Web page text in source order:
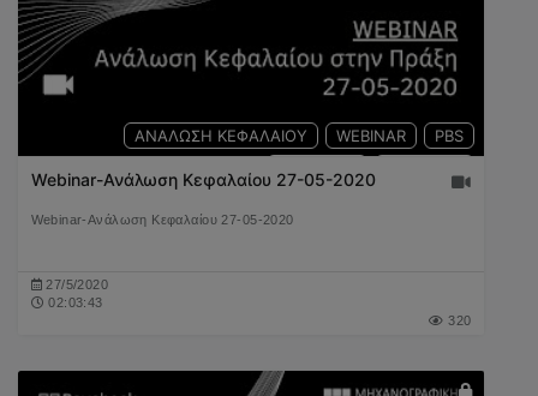
PBS
WEBINAR
ΑΝΑΛΩΣΗ ΚΕΦΑΛΑΙΟΥ
Webinar-Ανάλωση Κεφαλαίου 27-05-2020
Webinar-Ανάλωση Κεφαλαίου 27-05-2020
27/5/2020
02:03:43
320